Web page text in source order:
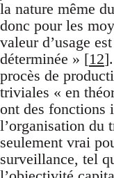
la nature même
donc pour les
valeur d’usage
déterminée » [12
procès de
triviales « en
ont des fonctions
l’organisation du
seulement vrai
surveillance, tel